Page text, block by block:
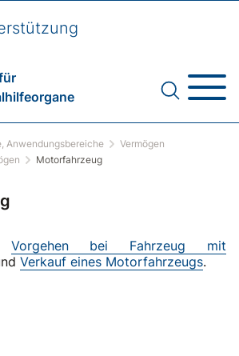
Anwendungsbereiche
Vermögen
Motorfahrzeug
Vorgehen bei Fahrzeug mit
Verkauf eines Motorfahrzeugs.